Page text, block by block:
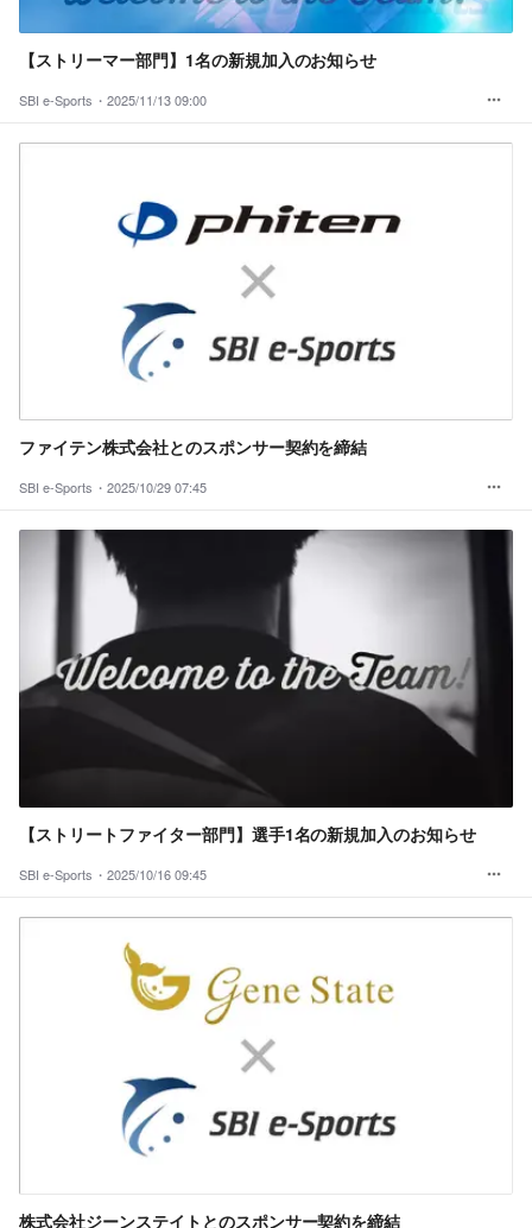
【ストリーマー部門】1名の新規加入のお知らせ
SBI e-Sports・ 2025/11/13 09:00
ファイテン株式会社とのスポンサー契約を締結
SBI e-Sports・ 2025/10/29 07:45
【ストリートファイター部門】選手1名の新規加入のお知らせ
SBI e-Sports・ 2025/10/16 09:45
株式会社ジーンステイトとのスポンサー契約を締結